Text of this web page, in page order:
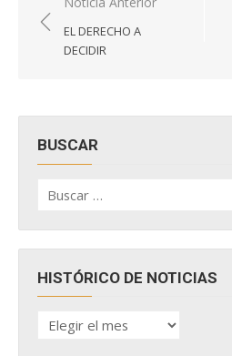
de
entradas
EL DERECHO A
DECIDIR
BUSCAR
por:
HISTÓRICO DE NOTICIAS
HISTÓRICO
DE